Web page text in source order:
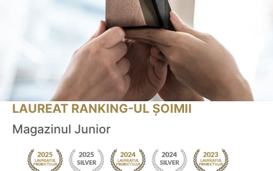
LAUREAT RANKING-UL ȘOIMII
Magazinul Junior